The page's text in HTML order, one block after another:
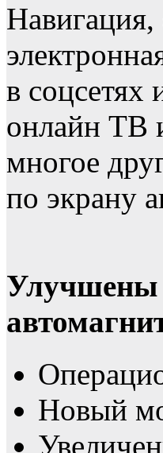
Навигация,
в
онлайн ТВ
многое
по экрану
Улучшены
Новый